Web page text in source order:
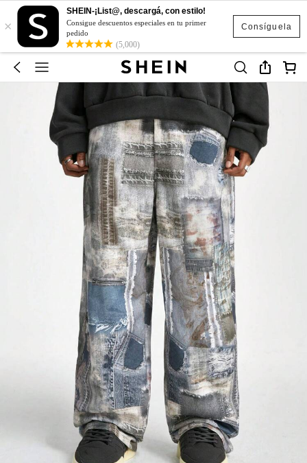
Consíguela
×
SHEIN-¡List@, descargá, con estilo!
Consigue descuentos especiales en tu primer
pedido
(5,000)